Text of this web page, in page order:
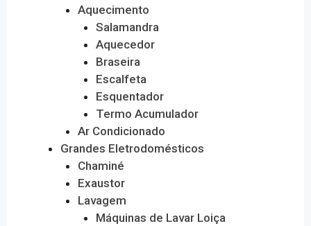
Aquecimento
Salamandra
Aquecedor
Braseira
Escalfeta
Esquentador
Termo Acumulador
Ar Condicionado
Grandes Eletrodomésticos
Chaminé
Exaustor
Lavagem
Máquinas de Lavar Loiça